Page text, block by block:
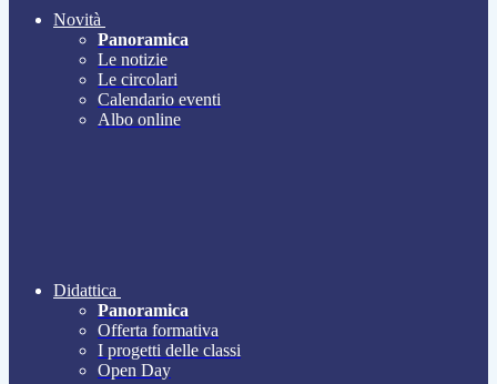
Novità
Panoramica
Le notizie
Le circolari
Calendario eventi
Albo online
Didattica
Panoramica
Offerta formativa
I progetti delle classi
Open Day